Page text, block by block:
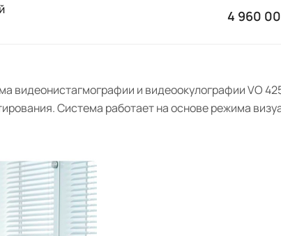
4 960
и видеоокулографии VO
Система работает на основе режима